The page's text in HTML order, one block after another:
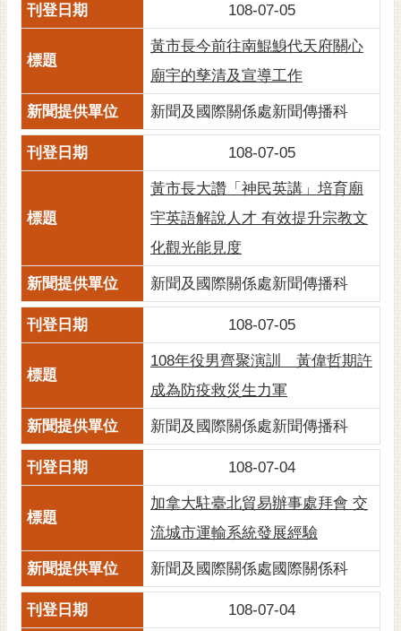
市政資訊
市民互動
黃
偉
哲
花
桐
花
祭
站
覽
訂
閱
電
子
108-07-05
黃市長今前往南鯤鯓代天府關心
廟宇的孳清及宣導工作
新聞及國際關係處新聞傳播科
108-07-05
黃市長大讚「神民英講」培育廟
宇英語解說人才 有效提升宗教文
化觀光能見度
新聞及國際關係處新聞傳播科
108-07-05
108年役男齊聚演訓 黃偉哲期許
成為防疫救災生力軍
新聞及國際關係處新聞傳播科
108-07-04
加拿大駐臺北貿易辦事處拜會 交
流城市運輸系統發展經驗
新聞及國際關係處國際關係科
108-07-04